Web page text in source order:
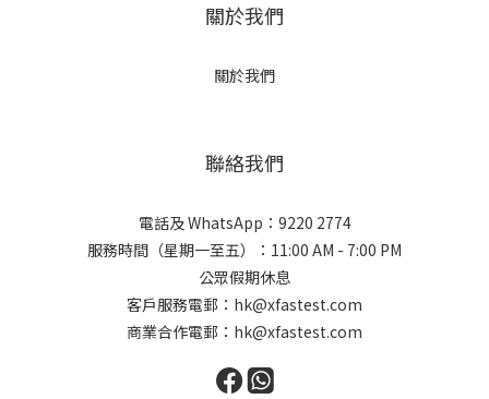
關於我們
關於我們
聯絡我們
電話及 WhatsApp：9220 2774
服務時間（星期一至五）：11:00 AM - 7:00 PM
公眾假期休息
客戶服務電郵：hk@xfastest.com
商業合作電郵：hk@xfastest.com